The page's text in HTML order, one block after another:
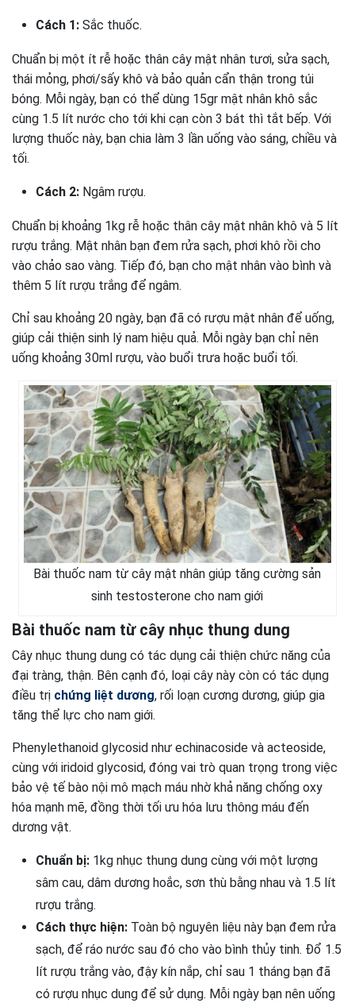
Cách 1: Sắc thuốc.
Chuẩn bị một ít rễ hoặc thân cây mật nhân tươi, sửa sạch,
thái mỏng, phơi/sấy khô và bảo quản cẩn thận trong túi
bóng. Mỗi ngày, bạn có thể dùng 15gr mật nhân khô sắc
cùng 1.5 lít nước cho tới khi cạn còn 3 bát thì tắt bếp. Với
lượng thuốc này, bạn chia làm 3 lần uống vào sáng, chiều và
tối.
Cách 2: Ngâm rượu.
Chuẩn bị khoảng 1kg rễ hoặc thân cây mật nhân khô và 5 lít
rượu trắng. Mật nhân bạn đem rửa sạch, phơi khô rồi cho
vào chảo sao vàng. Tiếp đó, bạn cho mật nhân vào bình và
thêm 5 lít rượu trắng để ngâm.
Chỉ sau khoảng 20 ngày, bạn đã có rượu mật nhân để uống,
giúp cải thiện sinh lý nam hiệu quả. Mỗi ngày bạn chỉ nên
uống khoảng 30ml rượu, vào buổi trưa hoặc buổi tối.
Bài thuốc nam từ cây mật nhân giúp tăng cường sản
sinh testosterone cho nam giới
Bài thuốc nam từ cây nhục thung dung
Cây nhục thung dung có tác dụng cải thiện chức năng của
đại tràng, thận. Bên cạnh đó, loại cây này còn có tác dụng
điều trị chứng liệt dương, rối loạn cương dương, giúp gia
tăng thể lực cho nam giới.
Phenylethanoid glycosid như echinacoside và acteoside,
cùng với iridoid glycosid, đóng vai trò quan trọng trong việc
bảo vệ tế bào nội mô mạch máu nhờ khả năng chống oxy
hóa mạnh mẽ, đồng thời tối ưu hóa lưu thông máu đến
dương vật.
Chuẩn bị: 1kg nhục thung dung cùng với một lượng
sâm cau, dâm dương hoắc, sơn thù bằng nhau và 1.5 lít
rượu trắng.
Cách thực hiện: Toàn bộ nguyên liệu này bạn đem rửa
sạch, để ráo nước sau đó cho vào bình thủy tinh. Đổ 1.5
lít rượu trắng vào, đậy kín nắp, chỉ sau 1 tháng bạn đã
có rượu nhục dung để sử dụng. Mỗi ngày bạn nên uống